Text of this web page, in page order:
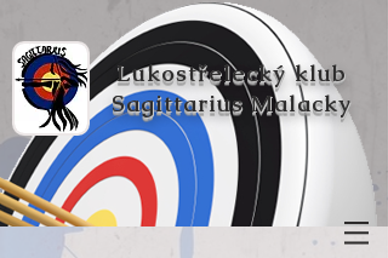
Lukostřelecký klub
Sagittarius Malacky